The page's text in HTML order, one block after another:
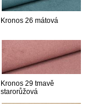
Kronos 26 mátová
Kronos 29 tmavě
starorůžová